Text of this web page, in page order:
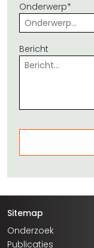
Onderwerp*
Bericht
Sitemap
Onderzoek
Publicaties